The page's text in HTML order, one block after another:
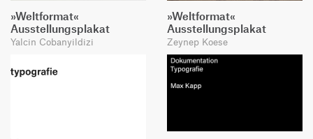
»Weltformat«
Ausstellungsplakat
Yalcin Cobanyildizi
»Weltformat«
Ausstellungsplakat
Zeynep Koese